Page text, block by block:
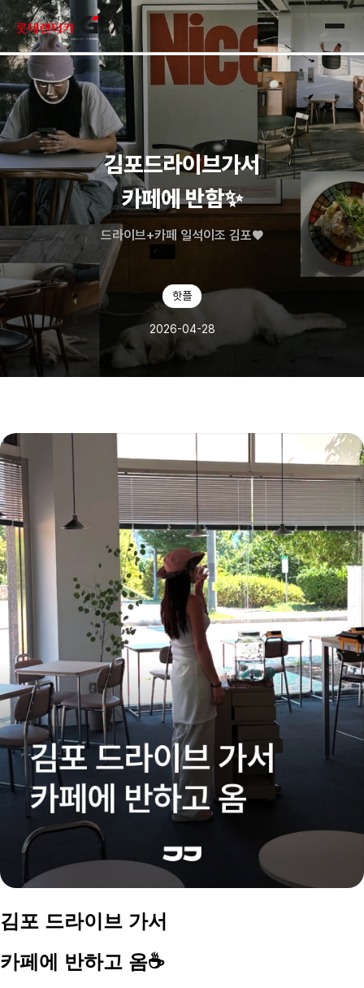
skip navigation
전체
김포드라이브가서
카페에 반함✨
드라이브+카페 일석이조 김포♥️
핫플
2026-04-28
김포 드라이브 가서
카페에 반하고 옴☕️